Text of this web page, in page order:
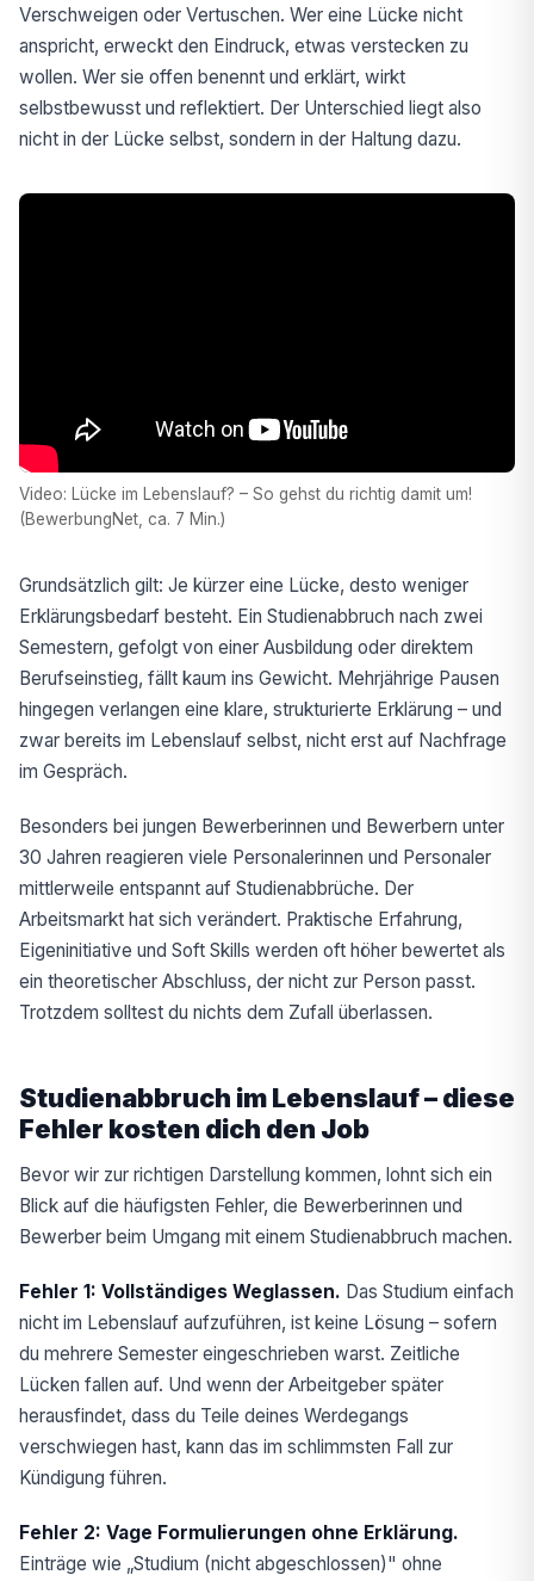
Verschweigen oder Vertuschen. Wer eine Lücke nicht
anspricht, erweckt den Eindruck, etwas verstecken zu
wollen. Wer sie offen benennt und erklärt, wirkt
selbstbewusst und reflektiert. Der Unterschied liegt also
nicht in der Lücke selbst, sondern in der Haltung dazu.
Video: Lücke im Lebenslauf? – So gehst du richtig damit um!
(BewerbungNet, ca. 7 Min.)
Grundsätzlich gilt: Je kürzer eine Lücke, desto weniger
Erklärungsbedarf besteht. Ein Studienabbruch nach zwei
Semestern, gefolgt von einer Ausbildung oder direktem
Berufseinstieg, fällt kaum ins Gewicht. Mehrjährige Pausen
hingegen verlangen eine klare, strukturierte Erklärung – und
zwar bereits im Lebenslauf selbst, nicht erst auf Nachfrage
im Gespräch.
Besonders bei jungen Bewerberinnen und Bewerbern unter
30 Jahren reagieren viele Personalerinnen und Personaler
mittlerweile entspannt auf Studienabbrüche. Der
Arbeitsmarkt hat sich verändert. Praktische Erfahrung,
Eigeninitiative und Soft Skills werden oft höher bewertet als
ein theoretischer Abschluss, der nicht zur Person passt.
Trotzdem solltest du nichts dem Zufall überlassen.
Studienabbruch im Lebenslauf – diese
Fehler kosten dich den Job
Bevor wir zur richtigen Darstellung kommen, lohnt sich ein
Blick auf die häufigsten Fehler, die Bewerberinnen und
Bewerber beim Umgang mit einem Studienabbruch machen.
Fehler 1: Vollständiges Weglassen. Das Studium einfach
nicht im Lebenslauf aufzuführen, ist keine Lösung – sofern
du mehrere Semester eingeschrieben warst. Zeitliche
Lücken fallen auf. Und wenn der Arbeitgeber später
herausfindet, dass du Teile deines Werdegangs
verschwiegen hast, kann das im schlimmsten Fall zur
Kündigung führen.
Fehler 2: Vage Formulierungen ohne Erklärung.
Einträge wie „Studium (nicht abgeschlossen)" ohne